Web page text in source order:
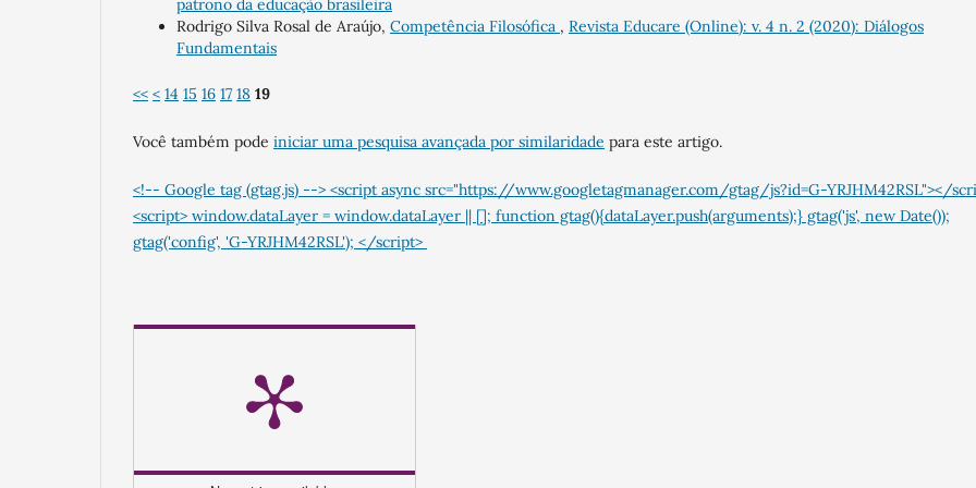
patrono da educação brasileira
Rodrigo Silva Rosal de Araújo, Competência Filosófica , Revista Educare (Online): v. 4 n. 2 (2020): Diálogos
Fundamentais
<< < 14 15 16 17 18 19
Você também pode iniciar uma pesquisa avançada por similaridade para este artigo.
<!-- Google tag (gtag.js) --> <script async src="https://www.googletagmanager.com/gtag/js?id=G-YRJHM42RSL"></
<script> window.dataLayer = window.dataLayer || []; function gtag(){dataLayer.push(arguments);} gtag('js', new Date());
gtag('config', 'G-YRJHM42RSL'); </script>